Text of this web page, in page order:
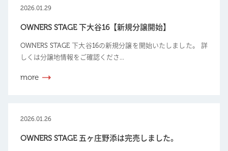
2026.01.29
OWNERS STAGE 下大谷16【新規分譲開始】
OWNERS STAGE 下大谷16の新規分譲を開始いたしました。 詳
しくは分譲地情報をご確認くださ...
more
2026.01.26
OWNERS STAGE 五ヶ庄野添は完売しました。